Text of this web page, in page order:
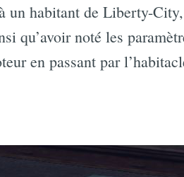
un habitant de Liberty-
qu’avoir noté les
en passant par